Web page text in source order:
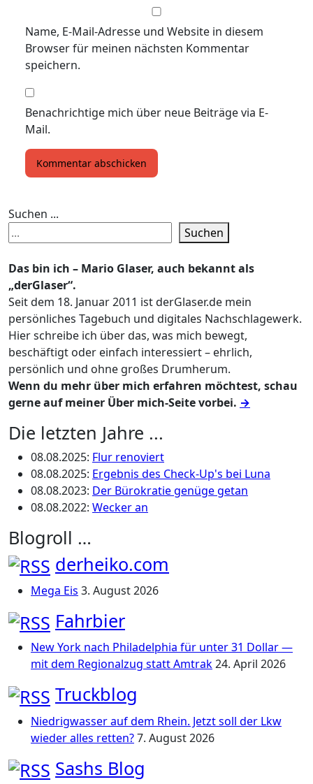
Name, E-Mail-Adresse und Website in diesem
Browser für meinen nächsten Kommentar
speichern.
Benachrichtige mich über neue Beiträge via E-
Mail.
Suchen ...
Suchen
Das bin ich – Mario Glaser, auch bekannt als
„derGlaser“.
Seit dem 18. Januar 2011 ist derGlaser.de mein
persönliches Tagebuch und digitales Nachschlagewerk.
Hier schreibe ich über das, was mich bewegt,
beschäftigt oder einfach interessiert – ehrlich,
persönlich und ohne großes Drumherum.
Wenn du mehr über mich erfahren möchtest, schau
gerne auf meiner Über mich-Seite vorbei. →
Die letzten Jahre ...
08.08.2025: Flur renoviert
08.08.2025: Ergebnis des Check-Up's bei Luna
08.08.2023: Der Bürokratie genüge getan
08.08.2022: Wecker an
Blogroll …
derheiko.com
Mega Eis 3. August 2026
Fahrbier
New York nach Philadelphia für unter 31 Dollar —
mit dem Regionalzug statt Amtrak24. April 2026
Truckblog
Niedrigwasser auf dem Rhein. Jetzt soll der Lkw
wieder alles retten?7. August 2026
Sashs Blog